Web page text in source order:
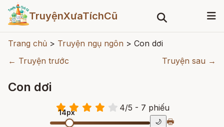
TruyệnXưaTíchCũ
Trang chủ > Truyện ngụ ngôn > Con dơi
← Truyện trước
Truyện sau →
Con dơi
4/5 - 7 phiếu
14px
🌙 🖶